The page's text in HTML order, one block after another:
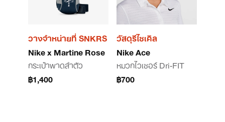
วางจำหน่ายที่ SNKRS
Nike x Martine Rose
กระเป๋าพาดลำตัว
฿1,400
วัสดุรีไซเคิล
Nike Ace
หมวกไวเซอร์ Dri-FIT
฿700